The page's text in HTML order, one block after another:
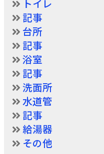
トイレ
記事
台所
記事
浴室
記事
洗面所
水道管
記事
給湯器
その他